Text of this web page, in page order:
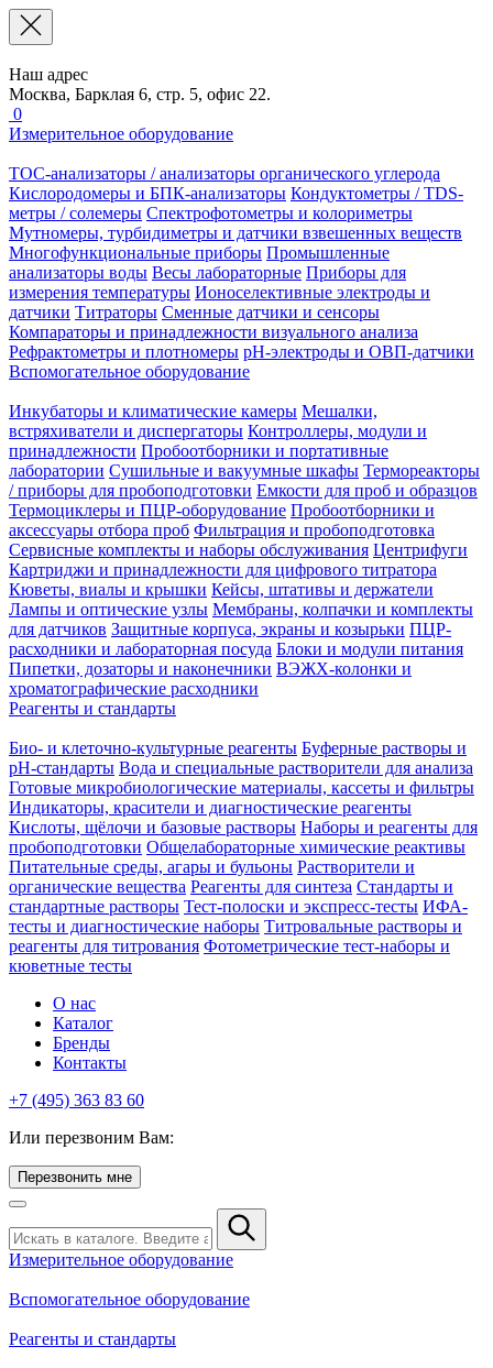
Наш адрес
Москва, Барклая 6, стр. 5, офис 22.
0
Измерительное оборудование
TOC-анализаторы / анализаторы органического углерода
Кислородомеры и БПК-анализаторы Кондуктометры / TDS-
метры / солемеры Спектрофотометры и колориметры
Мутномеры, турбидиметры и датчики взвешенных веществ
Многофункциональные приборы Промышленные
анализаторы воды Весы лабораторные Приборы для
измерения температуры Ионоселективные электроды и
датчики Титраторы Сменные датчики и сенсоры
Компараторы и принадлежности визуального анализа
Рефрактометры и плотномеры pH-электроды и ОВП-датчики
Вспомогательное оборудование
Инкубаторы и климатические камеры Мешалки,
встряхиватели и диспергаторы Контроллеры, модули и
принадлежности Пробоотборники и портативные
лаборатории Сушильные и вакуумные шкафы Термореакторы
/ приборы для пробоподготовки Емкости для проб и образцов
Термоциклеры и ПЦР-оборудование Пробоотборники и
аксессуары отбора проб Фильтрация и пробоподготовка
Сервисные комплекты и наборы обслуживания Центрифуги
Картриджи и принадлежности для цифрового титратора
Кюветы, виалы и крышки Кейсы, штативы и держатели
Лампы и оптические узлы Мембраны, колпачки и комплекты
для датчиков Защитные корпуса, экраны и козырьки ПЦР-
расходники и лабораторная посуда Блоки и модули питания
Пипетки, дозаторы и наконечники ВЭЖХ-колонки и
хроматографические расходники
Реагенты и стандарты
Био- и клеточно-культурные реагенты Буферные растворы и
pH-стандарты Вода и специальные растворители для анализа
Готовые микробиологические материалы, кассеты и фильтры
Индикаторы, красители и диагностические реагенты
Кислоты, щёлочи и базовые растворы Наборы и реагенты для
пробоподготовки Общелабораторные химические реактивы
Питательные среды, агары и бульоны Растворители и
органические вещества Реагенты для синтеза Стандарты и
стандартные растворы Тест-полоски и экспресс-тесты ИФА-
тесты и диагностические наборы Титровальные растворы и
реагенты для титрования Фотометрические тест-наборы и
кюветные тесты
О нас
Каталог
Бренды
Контакты
+7 (495) 363 83 60
Или перезвоним Вам:
Перезвонить мне
Измерительное оборудование
Вспомогательное оборудование
Реагенты и стандарты